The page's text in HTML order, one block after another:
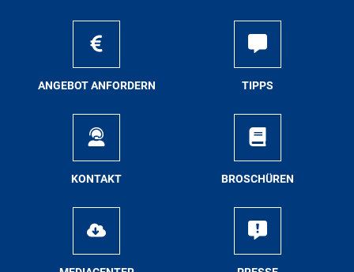
AN­GE­BOT AN­FOR­DERN TIPPS
KON­TAKT BRO­SCHÜ­REN